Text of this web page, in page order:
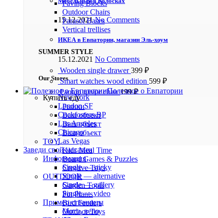
15.12.2021 No Comments
ИКЕА в Евпатории, магазин Эль-хоум
15.12.2021 No Comments
Our Stores
New York
London SF
Cockfosters BP
Los Angeles
Chicago
Las Vegas
Заведи свой магазин
Информация
Single — sticky
Single — alternative
Single — gallery
Single — video
Пример страницы
Мото, вело
Paving Blocks
Outdoor Chairs
Parasol Bases
Vertical trellises
SUMMER STYLE
Wooden single drawer399 ₽
Smart watches wood edition 599 ₽
Panton tunior chair199₽
Полезное о Евпатории
Купить еду
Рынки
Ваш объект
Ваш объект
Ваш объект
TOY
Kids Meal Time
Board Games & Puzzles
Creative Toys
OUTDOOR
Garden Tools
Pot Plants
Bird Feeders
Outdoor Toys